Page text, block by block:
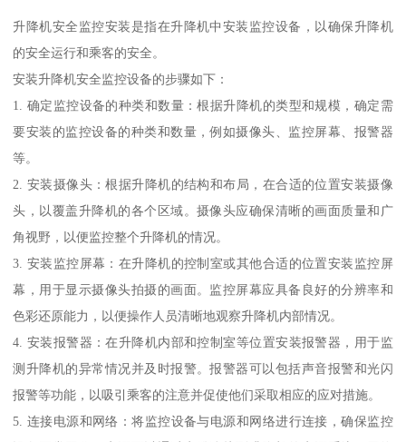
升降机安全监控安装是指在升降机中安装监控设备，以确保升降机
的安全运行和乘客的安全。
安装升降机安全监控设备的步骤如下：
1. 确定监控设备的种类和数量：根据升降机的类型和规模，确定需
要安装的监控设备的种类和数量，例如摄像头、监控屏幕、报警器
等。
2. 安装摄像头：根据升降机的结构和布局，在合适的位置安装摄像
头，以覆盖升降机的各个区域。摄像头应确保清晰的画面质量和广
角视野，以便监控整个升降机的情况。
3. 安装监控屏幕：在升降机的控制室或其他合适的位置安装监控屏
幕，用于显示摄像头拍摄的画面。监控屏幕应具备良好的分辨率和
色彩还原能力，以便操作人员清晰地观察升降机内部情况。
4. 安装报警器：在升降机内部和控制室等位置安装报警器，用于监
测升降机的异常情况并及时报警。报警器可以包括声音报警和光闪
报警等功能，以吸引乘客的注意并促使他们采取相应的应对措施。
5. 连接电源和网络：将监控设备与电源和网络进行连接，确保监控